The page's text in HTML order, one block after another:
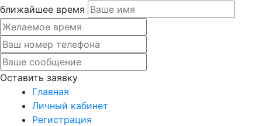
ближайшее время
Оставить заявку
Главная
Личный кабинет
Регистрация